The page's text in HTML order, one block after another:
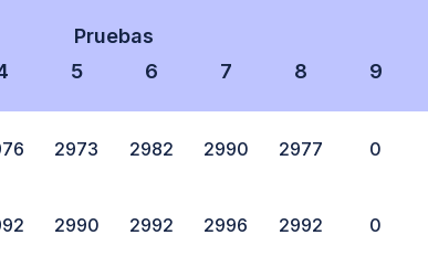
Pruebas
5 6 7 8 9
2973 2982 2990 2977 0
2990 2992 2996 2992 0